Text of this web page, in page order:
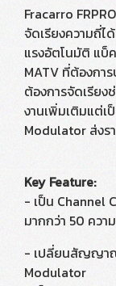
Fracarro
จัดเรียงความถี่ไ
แรงอัตโนมัติ แบ็
MATV ที่ต้องก
ต้องการจัดเรียง
งานเพิ่มเติมแต่เ
Modulator ส่งร
Key Feature:
- เป็น Channel
มากกว่า 50 ควา
- เปลี่ยนสัญญาณ
Modulator